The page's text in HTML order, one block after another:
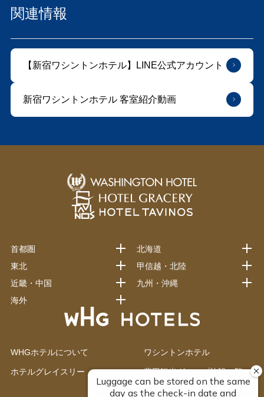
関連情報
【新宿ワシントンホテル】LINE公式アカウント
新宿ワシントンホテル 客室紹介動画
WHGホテルについて ワシントンホテル
ホテルグレイスリー 藤田観光グループ施設一覧
首都圏
北海道
東北
甲信越・北陸
近畿・中国
九州・沖縄
海外